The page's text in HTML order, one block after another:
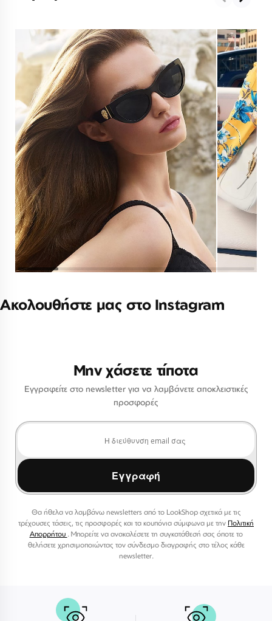
Ακολουθήστε μας στο Instagram
Μην χάσετε τίποτα
Εγγραφείτε στο newsletter για να λαμβάνετε αποκλειστικές
προσφορές
Εγγραφή
Θα ήθελα να λαμβάνω newsletters από το LookShop σχετικά με τις
τρέχουσες τάσεις, τις προσφορές και τα κουπόνια σύμφωνα με την Πολιτική
Απορρήτου . Μπορείτε να ανακαλέσετε τη συγκατάθεσή σας όποτε το
θελήσετε χρησιμοποιώντας τον σύνδεσμο διαγραφής στο τέλος κάθε
newsletter.